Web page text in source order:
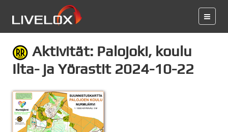
Aktivität: Palojoki, koulu
Ilta- ja Yörastit 2024-10-22